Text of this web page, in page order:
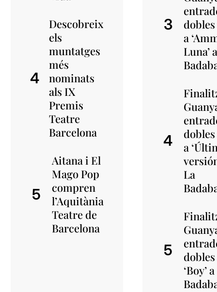
Descobreix
els
muntatges
més
nominats
als IX
Premis
Teatre
Barcelona
Aitana i El
Mago Pop
compren
l’Aquitània
Teatre de
Barcelona
a
Luna’
a
La
‘Boy’